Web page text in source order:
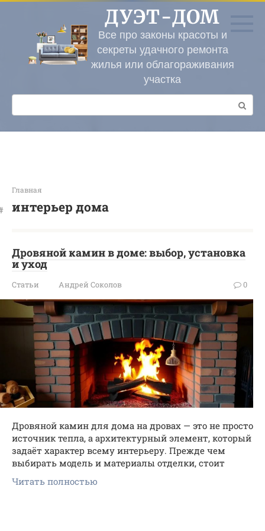
Перейти
контенту
ДУЭТ-ДОМ
Все про законы красоты и
секреты удачного ремонта
жилья или облагораживания
участка
Поиск:
Главная
интерьер дома
Дровяной камин в доме: выбор, установка
и уход
Статьи Андрей Соколов 0
Дровяной камин для дома на дровах — это не просто
источник тепла, а архитектурный элемент, который
задаёт характер всему интерьеру. Прежде чем
выбирать модель и материалы отделки, стоит
Читать полностью